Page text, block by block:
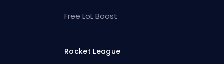
Free LoL Boost
Rocket League